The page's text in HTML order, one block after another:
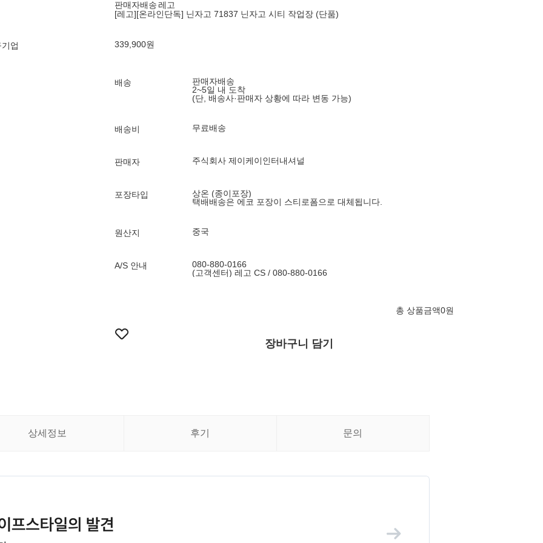
업
판매자배송레고
[레고][온라인단독] 닌자고 71837 닌자고 시티 작업장 (단품)
339,900원
배송
판매자배송
2~5일 내 도착
(단, 배송사·판매자 상황에 따라 변동 가능)
배송비 무료배송
판매자 주식회사 제이케이인터내셔널
포장타입
상온 (종이포장)
택배배송은 에코 포장이 스티로폼으로 대체됩니다.
원산지 중국
A/S 안내
080-880-0166
(고객센터) 레고 CS / 080-880-0166
총 상품금액0원
장바구니 담기
상세정보 후기 문의